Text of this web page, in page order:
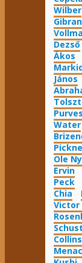
Wilber
Gibran
Dezső
Ákos
János
Water
Ole
Ervin
Peck
Chia
Victor
Collins